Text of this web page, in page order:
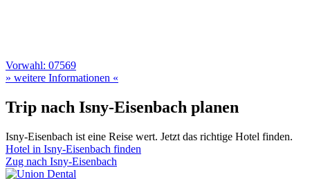
Vorwahl: 07569
» weitere Informationen «
Trip nach Isny-Eisenbach planen
Isny-Eisenbach ist eine Reise wert. Jetzt das richtige Hotel finden.
Hotel in Isny-Eisenbach finden
Zug nach Isny-Eisenbach